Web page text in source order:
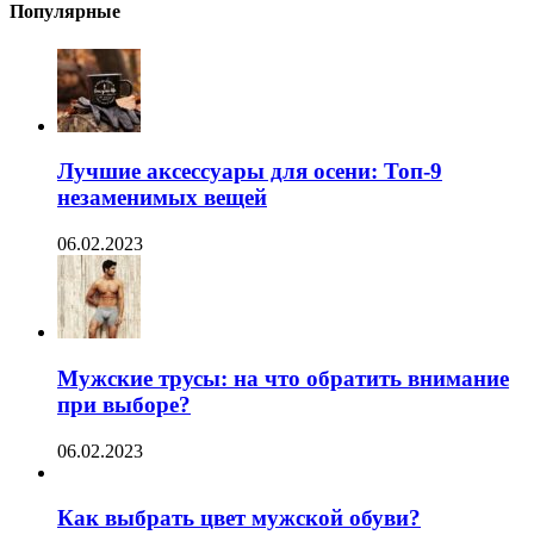
Популярные
Лучшие аксессуары для осени: Топ-9
незаменимых вещей
06.02.2023
Мужские трусы: на что обратить внимание
при выборе?
06.02.2023
Как выбрать цвет мужской обуви?